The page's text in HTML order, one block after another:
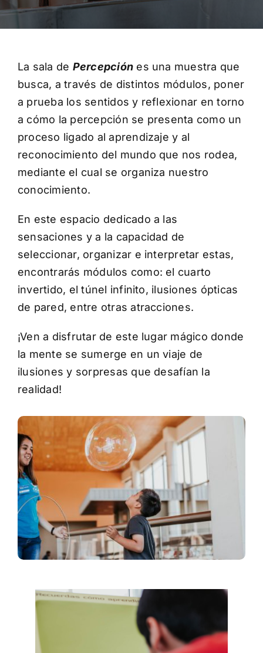
Contáctanos
La sala de Percepción es una muestra que
busca, a través de distintos módulos, poner
a prueba los sentidos y reflexionar en torno
a cómo la percepción se presenta como un
proceso ligado al aprendizaje y al
reconocimiento del mundo que nos rodea,
mediante el cual se organiza nuestro
conocimiento.
En este espacio dedicado a las
sensaciones y a la capacidad de
seleccionar, organizar e interpretar estas,
encontrarás módulos como: el cuarto
invertido, el túnel infinito, ilusiones ópticas
de pared, entre otras atracciones.
¡Ven a disfrutar de este lugar mágico donde
la mente se sumerge en un viaje de
ilusiones y sorpresas que desafían la
realidad!